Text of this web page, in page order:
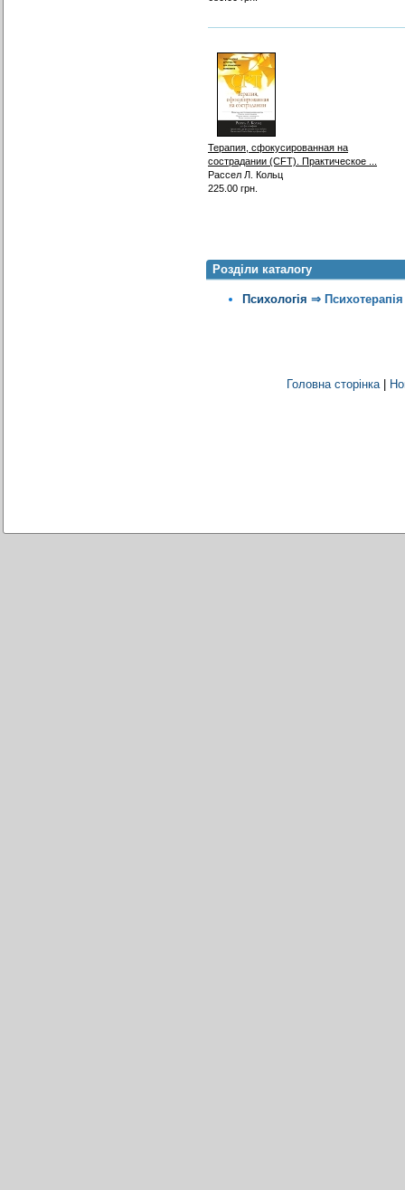
Терапия, сфокусированная на
сострадании (CFT). Практическое ...
Рассел Л. Кольц
225.00 грн.
Розділи каталогу
Психологія ⇒ Психотерапія
Головна сторінка|